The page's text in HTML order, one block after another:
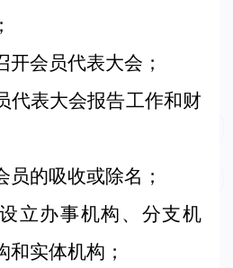
开会员代表大会；
代表大会报告工作和财
员的吸收或除名；
设立办事机构、分支机
和实体机构；